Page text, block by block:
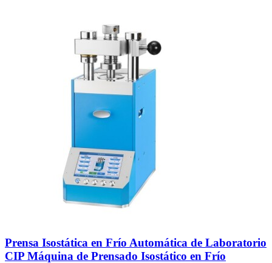
Prensa Isostática en Frío Automática de Laboratorio
CIP Máquina de Prensado Isostático en Frío